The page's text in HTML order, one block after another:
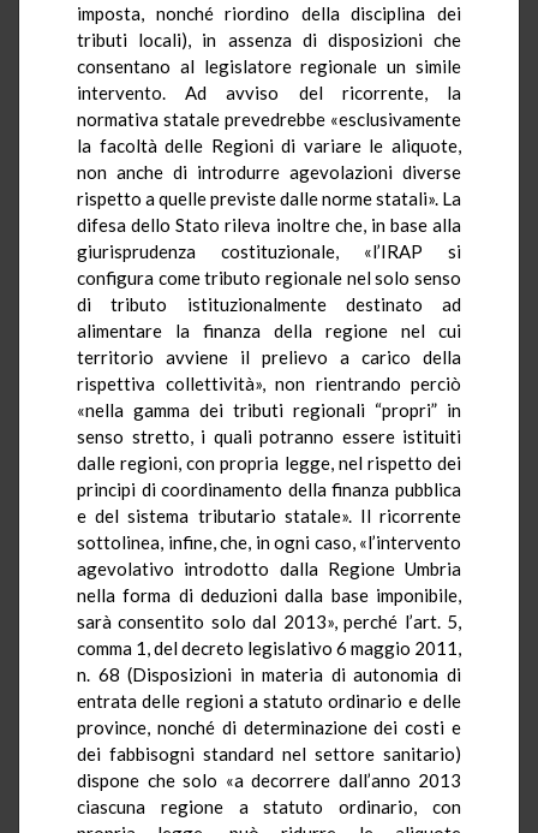
imposta, nonché riordino della disciplina dei
tributi locali), in assenza di disposizioni che
consentano al legislatore regionale un simile
intervento. Ad avviso del ricorrente, la
normativa statale prevedrebbe «esclusivamente
la facoltà delle Regioni di variare le aliquote,
non anche di introdurre agevolazioni diverse
rispetto a quelle previste dalle norme statali». La
difesa dello Stato rileva inoltre che, in base alla
giurisprudenza costituzionale, «l’IRAP si
configura come tributo regionale nel solo senso
di tributo istituzionalmente destinato ad
alimentare la finanza della regione nel cui
territorio avviene il prelievo a carico della
rispettiva collettività», non rientrando perciò
«nella gamma dei tributi regionali “propri” in
senso stretto, i quali potranno essere istituiti
dalle regioni, con propria legge, nel rispetto dei
principi di coordinamento della finanza pubblica
e del sistema tributario statale». Il ricorrente
sottolinea, infine, che, in ogni caso, «l’intervento
agevolativo introdotto dalla Regione Umbria
nella forma di deduzioni dalla base imponibile,
sarà consentito solo dal 2013», perché l’art. 5,
comma 1, del decreto legislativo 6 maggio 2011,
n. 68 (Disposizioni in materia di autonomia di
entrata delle regioni a statuto ordinario e delle
province, nonché di determinazione dei costi e
dei fabbisogni standard nel settore sanitario)
dispone che solo «a decorrere dall’anno 2013
ciascuna regione a statuto ordinario, con